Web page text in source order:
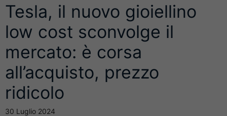
Tesla, il nuovo gioiellino
low cost sconvolge il
mercato: è corsa
all’acquisto, prezzo
ridicolo
30 Luglio 2024